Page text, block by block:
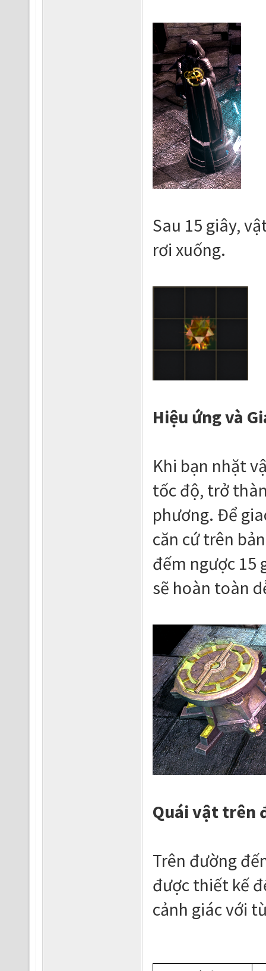
Sau 15 giây,
rơi xuống.
Hiệu ứng và
Khi bạn nhặt
tốc độ, trở
phương. Để
căn cứ trên
đếm ngược 15
sẽ hoàn toàn
Quái vật trên
Trên đường
được thiết kế
cảnh giác với